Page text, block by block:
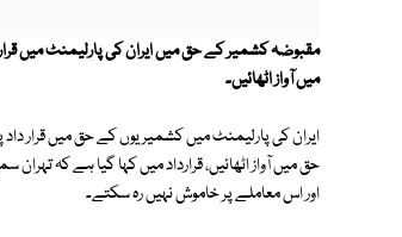
مقبوضہ کشمیر کے حق میں ایران کی پارلیمنٹ میں
میں آواز اٹھائیں۔
ایران کی پارلیمنٹ میں کشمیریوں کے حق میں قرار
حق میں آواز اٹھائیں، قرارداد میں کہا گیا ہے کہ
اور اس معاملے پر خاموش نہیں رہ سکتے۔